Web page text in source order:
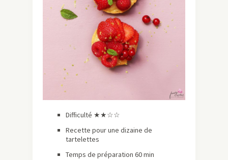
Difficulté ★★☆☆
Recette pour une dizaine de
tartelettes
Temps de préparation 60 min